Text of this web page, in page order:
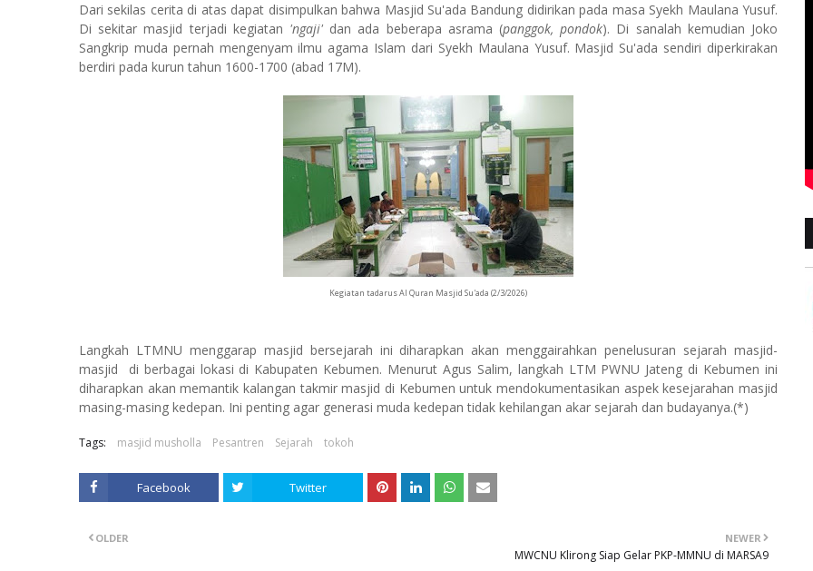
Dari sekilas cerita di atas dapat disimpulkan bahwa Masjid Su'ada Bandung didirikan pada masa Syekh Maulana Yusuf.
Di sekitar masjid terjadi kegiatan 'ngaji' dan ada beberapa asrama (panggok, pondok). Di sanalah kemudian Joko
Sangkrip muda pernah mengenyam ilmu agama Islam dari Syekh Maulana Yusuf. Masjid Su'ada sendiri diperkirakan
berdiri pada kurun tahun 1600-1700 (abad 17M).
Kegiatan tadarus Al Quran Masjid Su'ada (2/3/2026)
Langkah LTMNU menggarap masjid bersejarah ini diharapkan akan menggairahkan penelusuran sejarah masjid-
masjid di berbagai lokasi di Kabupaten Kebumen. Menurut Agus Salim, langkah LTM PWNU Jateng di Kebumen ini
diharapkan akan memantik kalangan takmir masjid di Kebumen untuk mendokumentasikan aspek kesejarahan masjid
masing-masing kedepan. Ini penting agar generasi muda kedepan tidak kehilangan akar sejarah dan budayanya.(*)
Tags: masjid musholla Pesantren Sejarah tokoh
Facebook Twitter
NEWER
MWCNU Klirong Siap Gelar PKP-MMNU di MARSA9
OLDER